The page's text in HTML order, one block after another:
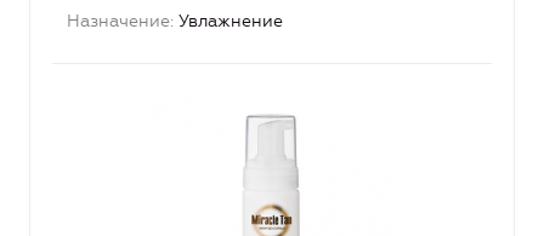
Назначение Увлажнение